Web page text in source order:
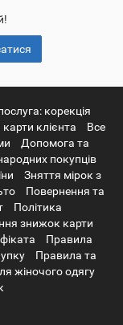
корекція
клієнта
Все
Допомога та
покупців
Зняття мірок з
Повернення та
Політика
знижок карти
Правила
Правила та
жіночого одягу